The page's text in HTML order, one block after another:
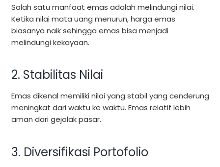
Salah satu manfaat emas adalah melindungi nilai.
Ketika nilai mata uang menurun, harga emas
biasanya naik sehingga emas bisa menjadi
melindungi kekayaan.
2. Stabilitas Nilai
Emas dikenal memiliki nilai yang stabil yang cenderung
meningkat dari waktu ke waktu. Emas relatif lebih
aman dari gejolak pasar.
3. Diversifikasi Portofolio